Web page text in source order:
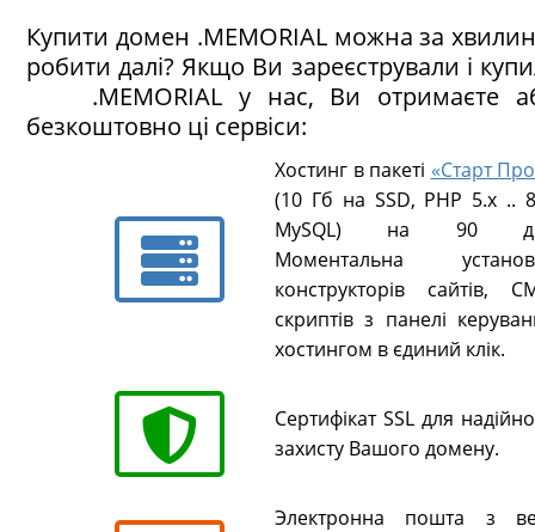
Купити домен .MEMORIAL можна за
робити далі? Якщо Ви зареєстрували і
.MEMORIAL у нас, Ви отримаєте
безкоштовно ці сервіси:
Хостинг в пакеті «Старт
(10 Гб на SSD, PHP 5.х ..
MySQL) на 90
Моментальна
конструкторів сайтів,
скриптів з панелі
хостингом в єдиний клік.
Сертифікат SSL для
захисту Вашого домену.
Электронна пошта з